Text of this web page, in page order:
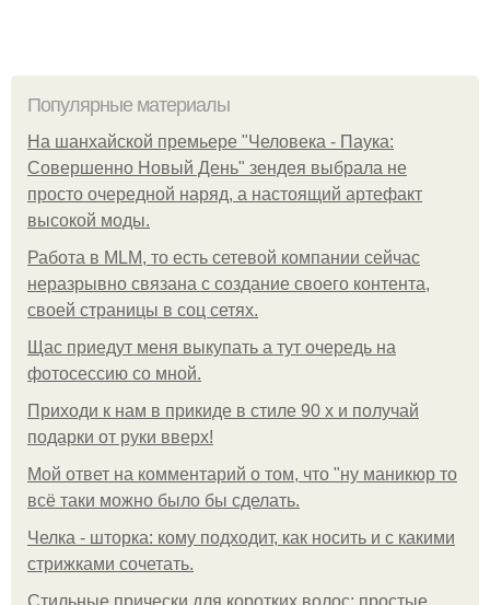
Популярные материалы
На шанхайской премьере "Человека - Паука:
Совершенно Новый День" зендея выбрала не
просто очередной наряд, а настоящий артефакт
высокой моды.
Работа в MLM, то есть сетевой компании сейчас
неразрывно связана с создание своего контента,
своей страницы в соц сетях.
Щас приедут меня выкупать а тут очередь на
фотосессию со мной.
Приходи к нам в прикиде в стиле 90 х и получай
подарки от руки вверх!
Мой ответ на комментарий о том, что "ну маникюр то
всё таки можно было бы сделать.
Челка - шторка: кому подходит, как носить и с какими
стрижками сочетать.